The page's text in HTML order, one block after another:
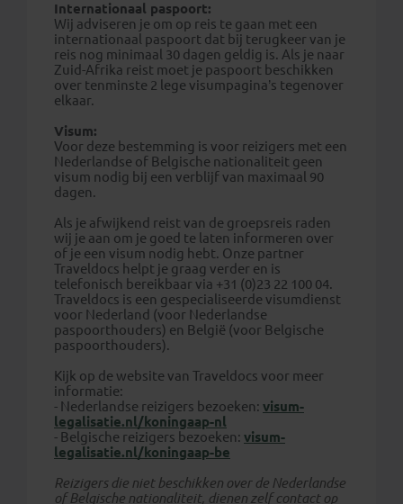
Internationaal paspoort:
Wij adviseren je om op reis te gaan met een
internationaal paspoort dat bij terugkeer van je
reis nog minimaal 30 dagen geldig is. Als je naar
Zuid-Afrika reist moet je paspoort beschikken
over tenminste 2 lege visumpagina’s tegenover
elkaar.
Visum:
Voor deze bestemming is voor reizigers met een
Nederlandse of Belgische nationaliteit geen
visum nodig bij een verblijf van maximaal 90
dagen.
Als je afwijkend reist van de groepsreis raden
wij je aan om je goed te laten informeren over
of je een visum nodig hebt. Onze partner
Traveldocs helpt je graag verder en is
telefonisch bereikbaar via +31 (0)23 22 100 04.
Traveldocs is een gespecialiseerde visumdienst
voor Nederland (voor Nederlandse
paspoorthouders) en België (voor Belgische
paspoorthouders).
Kijk op de website van Traveldocs voor meer
informatie:
- Nederlandse reizigers bezoeken: visum-
legalisatie.nl/koningaap-nl
- Belgische reizigers bezoeken: visum-
legalisatie.nl/koningaap-be
Reizigers die niet beschikken over de Nederlandse
of Belgische nationaliteit, dienen zelf contact op